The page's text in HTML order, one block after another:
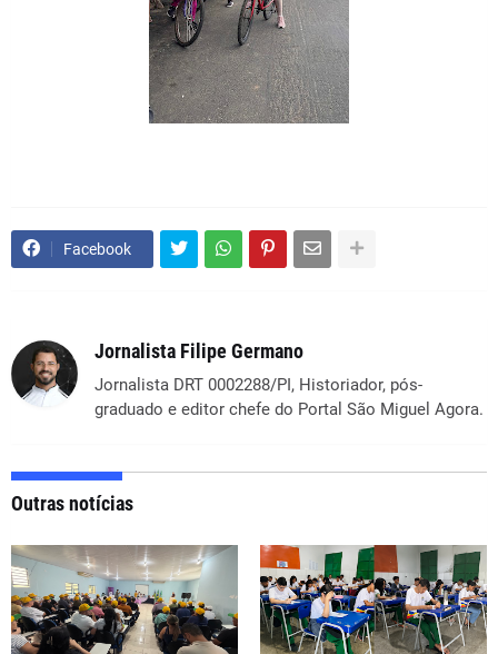
Facebook
Jornalista Filipe Germano
Jornalista DRT 0002288/PI, Historiador, pós-
graduado e editor chefe do Portal São Miguel Agora.
Outras notícias